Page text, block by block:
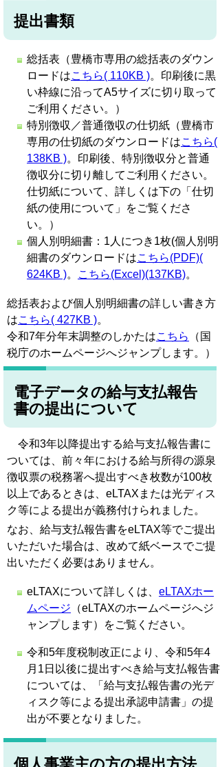
提出書類
総括表（豊橋市専用の総括表のダウン
ロードはこちら( 110KB )。印刷後に黒
い枠線に沿ってA5サイズに切り取って
ご利用ください。）
特別徴収／普通徴収の仕切紙（豊橋市
専用の仕切紙のダウンロードはこちら(
138KB )。印刷後、特別徴収分と普通
徴収分に切り離してご利用ください。
仕切紙について、詳しくは下の「仕切
紙の使用について」をご覧くださ
い。）
個人別明細書：1人につき1枚(個人別明
細書のダウンロードはこちら(PDF)(
624KB )。 こちら(Excel)(137KB)。
総括表および個人別明細書の詳しい書き方
はこちら( 427KB )。
令和7年分年末調整のしかたはこちら
（国
税庁のホームページへジャンプします。）
電子データの給与支払報告
書の提出について
令和3年以降提出する給与支払報告書に
ついては、前々年における給与所得の源泉
徴収票の税務署へ提出すべき枚数が100枚
以上であるときは、eLTAXまたは光ディス
ク等による提出が義務付けられました。
なお、給与支払報告書をeLTAX等でご提出
いただいた場合は、改めて紙ベースでご提
出いただく必要はありません。
eLTAXについて詳しくは、 eLTAXホー
ムページ （eLTAXのホームページへジ
ャンプします）をご覧ください。
令和5年度税制改正により、令和5年4
月1日以後に提出すべき給与支払報告書
については、「給与支払報告書の光デ
ィスク等による提出承認申請書」の提
出が不要となりました。